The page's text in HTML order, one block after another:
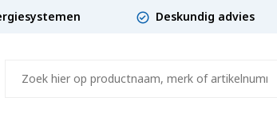
Deskundig advies